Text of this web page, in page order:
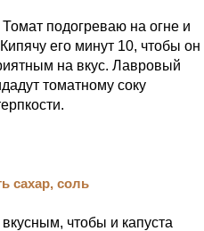
подогреваю на огне и
его минут 10, чтобы он
на вкус. Лавровый
томатному соку
чтобы и капуста